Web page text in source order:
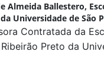
Almeida Ballestero,
Universidade de São
Contratada da
Preto da